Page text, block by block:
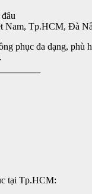
Nam, Tp.HCM, Đà
phục đa dạng,
tại Tp.HCM: